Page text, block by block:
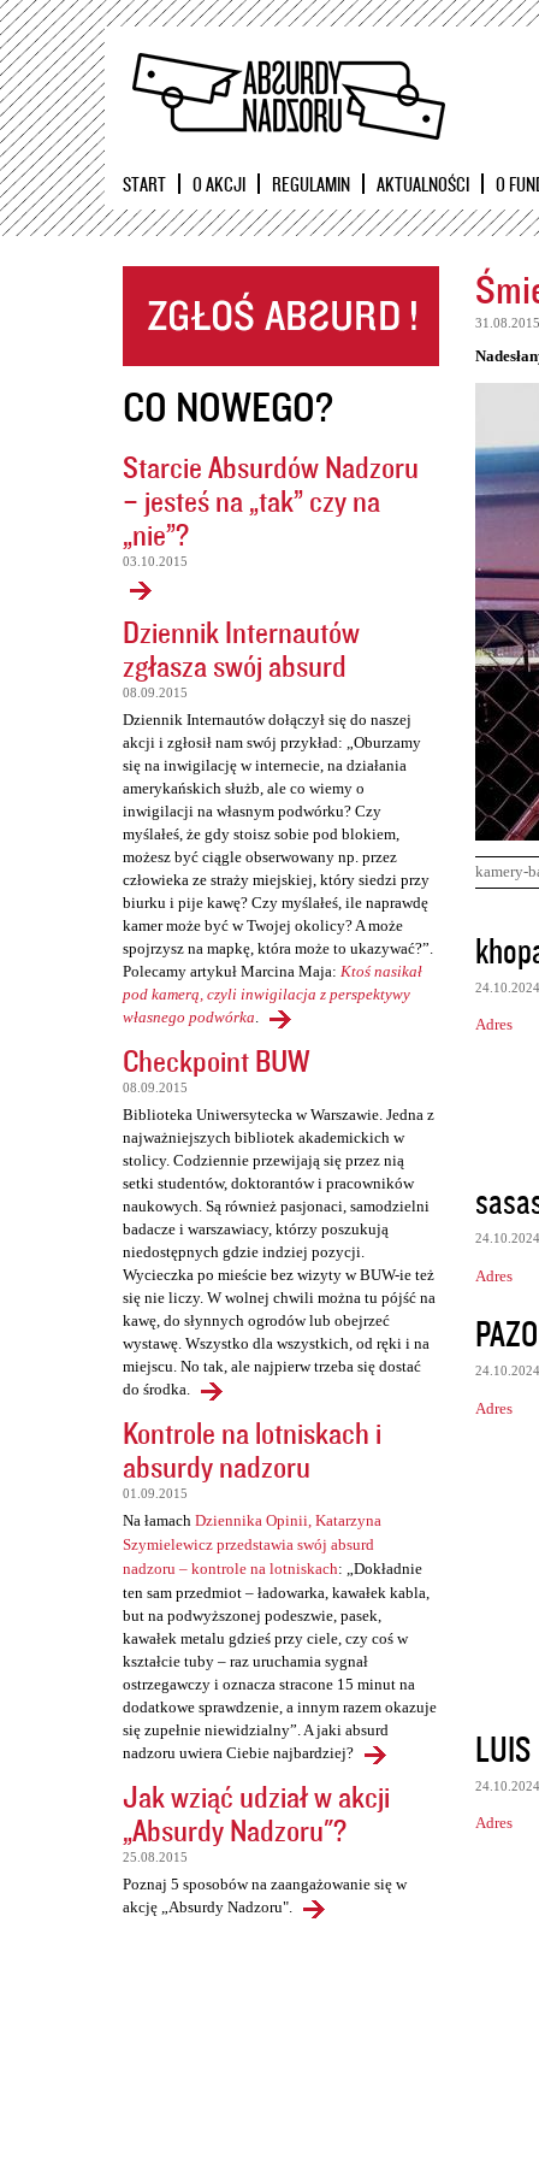
START O AKCJI REGULAMIN AKTUALNOŚCI O
CO NOWEGO?
Starcie Absurdów Nadzoru
– jesteś na „tak” czy na
„nie”?
03.10.2015
Dziennik Internautów
zgłasza swój absurd
08.09.2015
Dziennik Internautów dołączył się do naszej
akcji i zgłosił nam swój przykład: „Oburzamy
się na inwigilację w internecie, na działania
amerykańskich służb, ale co wiemy o
inwigilacji na własnym podwórku? Czy
myślałeś, że gdy stoisz sobie pod blokiem,
możesz być ciągle obserwowany np. przez
człowieka ze straży miejskiej, który siedzi przy
biurku i pije kawę? Czy myślałeś, ile naprawdę
kamer może być w Twojej okolicy? A może
spojrzysz na mapkę, która może to ukazywać?”.
Polecamy artykuł Marcina Maja: Ktoś nasikał
pod kamerą, czyli inwigilacja z perspektywy
własnego podwórka.
Checkpoint BUW
08.09.2015
Biblioteka Uniwersytecka w Warszawie. Jedna z
najważniejszych bibliotek akademickich w
stolicy. Codziennie przewijają się przez nią
setki studentów, doktorantów i pracowników
naukowych. Są również pasjonaci, samodzielni
badacze i warszawiacy, którzy poszukują
niedostępnych gdzie indziej pozycji.
Wycieczka po mieście bez wizyty w BUW-ie też
się nie liczy. W wolnej chwili można tu pójść na
kawę, do słynnych ogrodów lub obejrzeć
wystawę. Wszystko dla wszystkich, od ręki i na
miejscu. No tak, ale najpierw trzeba się dostać
do środka.
Kontrole na lotniskach i
absurdy nadzoru
01.09.2015
Na łamach Dziennika Opinii, Katarzyna
Szymielewicz przedstawia swój absurd
nadzoru – kontrole na lotniskach: „Dokładnie
ten sam przedmiot – ładowarka, kawałek kabla,
but na podwyższonej podeszwie, pasek,
kawałek metalu gdzieś przy ciele, czy coś w
kształcie tuby – raz uruchamia sygnał
ostrzegawczy i oznacza stracone 15 minut na
dodatkowe sprawdzenie, a innym razem okazuje
się zupełnie niewidzialny”. A jaki absurd
nadzoru uwiera Ciebie najbardziej?
Jak wziąć udział w akcji
„Absurdy Nadzoru"?
25.08.2015
Poznaj 5 sposobów na zaangażowanie się w
akcję „Absurdy Nadzoru".
31.08.2015
kamery-
K
o
m
e
z
e
24.10.2024
Adres
24.10.2024
Adres
24.10.2024
Adres
LUIS
24.10.2024
Adres